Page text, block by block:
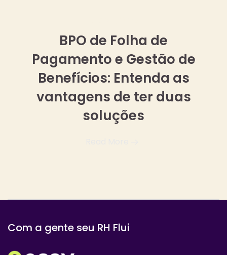
BPO de Folha de
Pagamento e Gestão de
Benefícios: Entenda as
vantagens de ter duas
soluções
Com a gente seu RH Flui